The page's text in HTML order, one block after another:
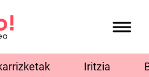
Iritzia